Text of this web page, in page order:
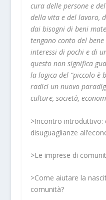
cura delle persone e
della vita e del lavoro,
dai bisogni di beni
tengano conto del
interessi di pochi e di
questo non significa
la logica del “piccolo è
radici un nuovo
culture, società,
>Incontro introduttivo:
disuguaglianze
>Le imprese di
>Come aiutare la
comunità?